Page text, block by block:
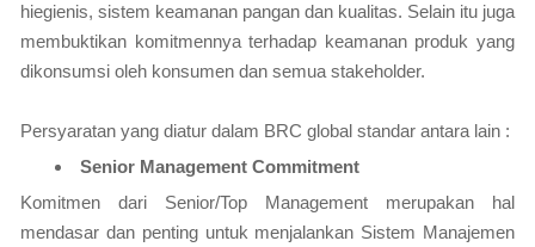
hiegienis, sistem keamanan pangan dan kualitas. Selain itu juga
membuktikan komitmennya terhadap keamanan produk yang
dikonsumsi oleh konsumen dan semua stakeholder.
Persyaratan yang diatur dalam BRC global standar antara lain :
Senior Management Commitment
Komitmen dari Senior/Top Management merupakan hal
mendasar dan penting untuk menjalankan Sistem Manajemen